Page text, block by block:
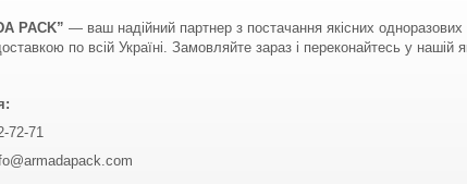
PACK” — ваш надійний партнер з постачання якісних
по всій Україні. Замовляйте зараз і переконайтесь у нашій
72-71